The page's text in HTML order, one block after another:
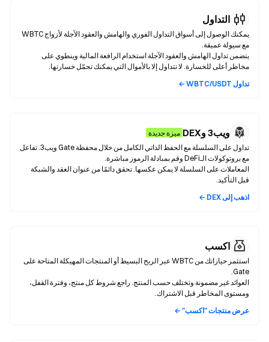
التداول
يمكنك الوصول إلى أسواق التداول الفوري والهامش والعقود الآجلة لأزواج WBTC
يتضمن تداول الهامش والعقود الآجلة استخدام الرافعة المالية وينطوي على
مخاطر أعلى للخسارة. لا تتداول إلا بالأموال التي يمكنك تحمّل خسارتها.
تداول WBTC/USDT ←
ويب3 وDEX
ميزة جديدة
تداول على السلسلة مع الحفظ الذاتي الكامل من خلال محفظة Gate ويب3. تفاعل
المعاملات على السلسلة لا يمكن عكسها. تحقق دائمًا من عنوان العقد والشبكة
قبل التأكيد.
اذهب إلى DEX ←
اكسب
استثمر حيازاتك من WBTC عبر الربح البسيط أو المنتجات المهيكلة المتاحة على
العوائد غير مضمونة وتختلف حسب المنتج. راجع شروط كل منتج، وفترة القفل،
ومستوى المخاطر قبل الاشتراك.
عرض منتجات "اكسب" ←